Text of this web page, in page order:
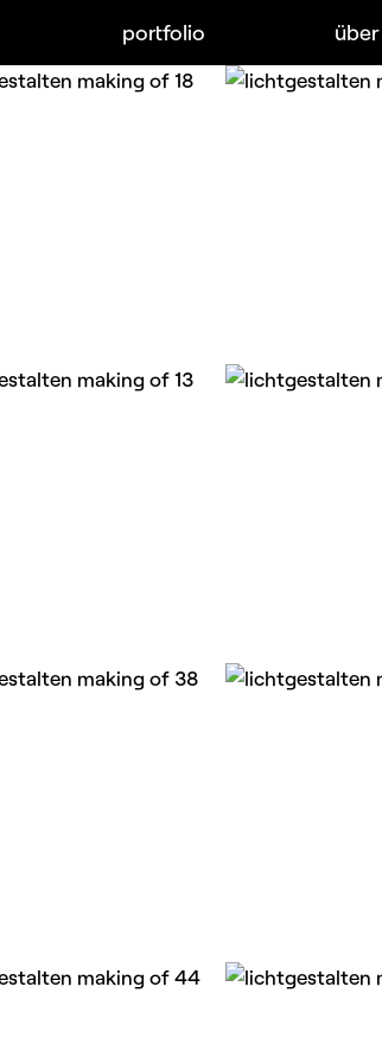
portfolio